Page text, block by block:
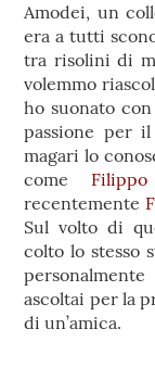
Amodei, un
era a tutti
tra risolini di
volemmo
ho suonato
passione per
magari lo
come
recentemente
Sul volto di
colto lo stesso
ascoltai per la
di un’amica.